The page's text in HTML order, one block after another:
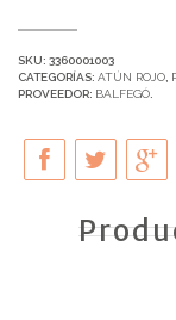
SKU: 3360001003
CATEGORÍAS: ATÚN ROJO,
PROVEEDOR: BALFEGÓ.